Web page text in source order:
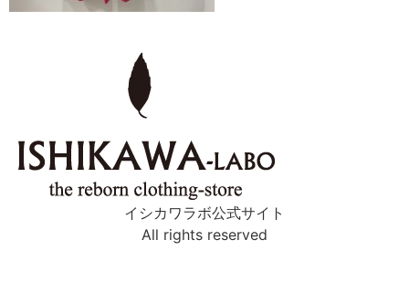
イシカワラボ公式サイト
All rights reserved